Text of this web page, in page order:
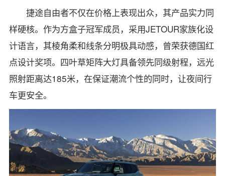
捷途自由者不仅在价格上表现出众，其产品实力同
样硬核。作为方盒子冠军成员，采用JETOUR家族化设
计语言，其棱角柔和线条分明极具动感，曾荣获德国红
点设计奖项。四叶草矩阵大灯具备领先同级射程，远光
照射距离达185米，在保证潮流个性的同时，让夜间行
车更安全。